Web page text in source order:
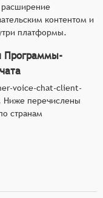
расширение
контентом и
платформы.
Программы-
voice-chat-client-
Ниже перечислены
странам